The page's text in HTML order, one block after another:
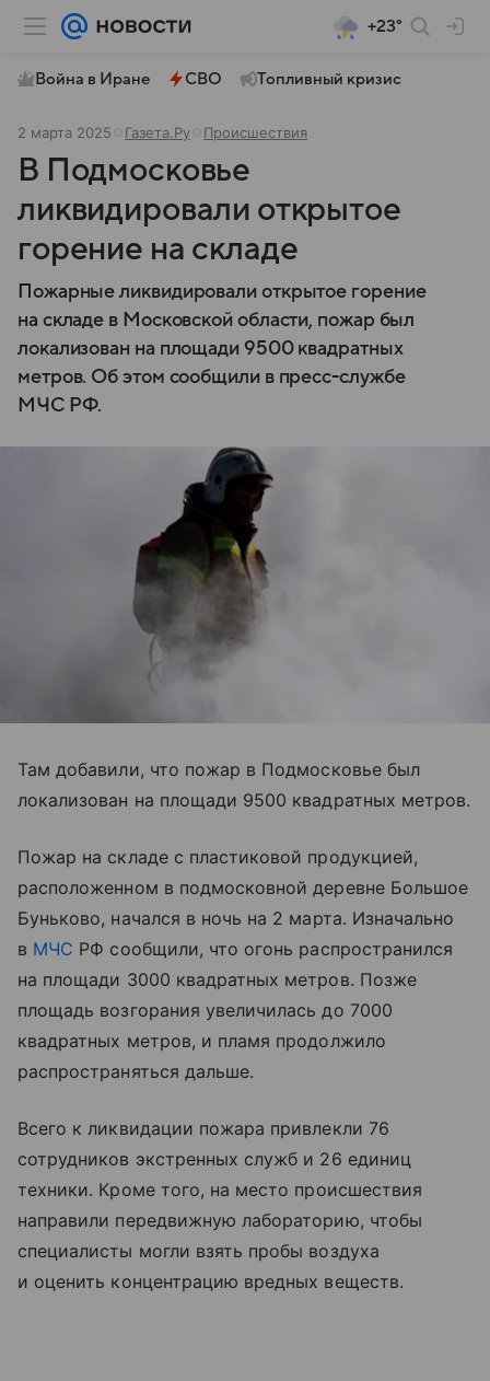
+23°
Война в Иране СВО Топливный кризис
2 марта 2025 Газета.Ру Происшествия
В Подмосковье
ликвидировали открытое
горение на складе
Пожарные ликвидировали открытое горение
на складе в Московской области, пожар был
локализован на площади 9500 квадратных
метров. Об этом сообщили в пресс-службе
МЧС РФ.
Там добавили, что пожар в Подмосковье был
локализован на площади 9500 квадратных метров.
Пожар на складе с пластиковой продукцией,
расположенном в подмосковной деревне Большое
Буньково, начался в ночь на 2 марта. Изначально
в МЧС РФ сообщили, что огонь распространился
на площади 3000 квадратных метров. Позже
площадь возгорания увеличилась до 7000
квадратных метров, и пламя продолжило
распространяться дальше.
Всего к ликвидации пожара привлекли 76
сотрудников экстренных служб и 26 единиц
техники. Кроме того, на место происшествия
направили передвижную лабораторию, чтобы
специалисты могли взять пробы воздуха
и оценить концентрацию вредных веществ.